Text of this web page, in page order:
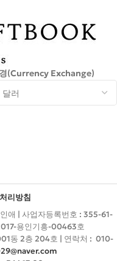
(Currency Exchange)
리방침
애 | 사업자등록번호 : 355-61-
용인기흥-00463호
동 2층 204호 | 연락처 : 010-